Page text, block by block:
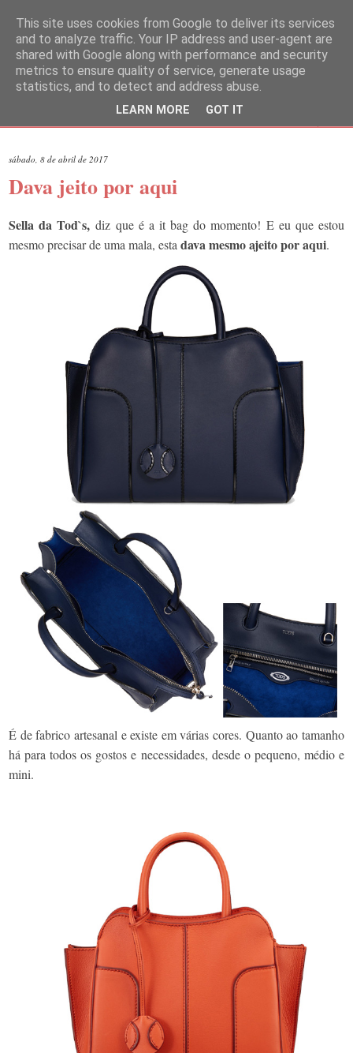
sábado, 8 de abril de 2017
Dava jeito por aqui
Sella da Tod`s,diz que é a it bag do momento! E eu que estou
mesmo precisar de uma mala, estadava mesmo ajeito por aqui.
É de fabrico artesanal e existe em várias cores. Quanto ao tamanho
há para todos os gostos e necessidades, desde o pequeno, médio e
mini.
This site uses cookies from Google to deliver its services
and to analyze traffic. Your IP address and user-agent are
shared with Google along with performance and security
metrics to ensure quality of service, generate usage
statistics, and to detect and address abuse.
LEARN MORE GOT IT